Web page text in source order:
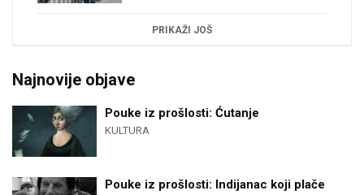
PRIKAŽI JOŠ
Najnovije objave
Pouke iz prošlosti: Ćutanje
KULTURA
Pouke iz prošlosti: Indijanac koji plače